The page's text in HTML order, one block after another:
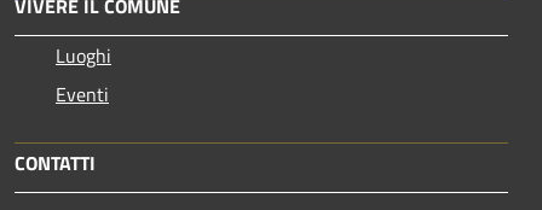
VIVERE IL COMUNE
Luoghi
Eventi
CONTATTI